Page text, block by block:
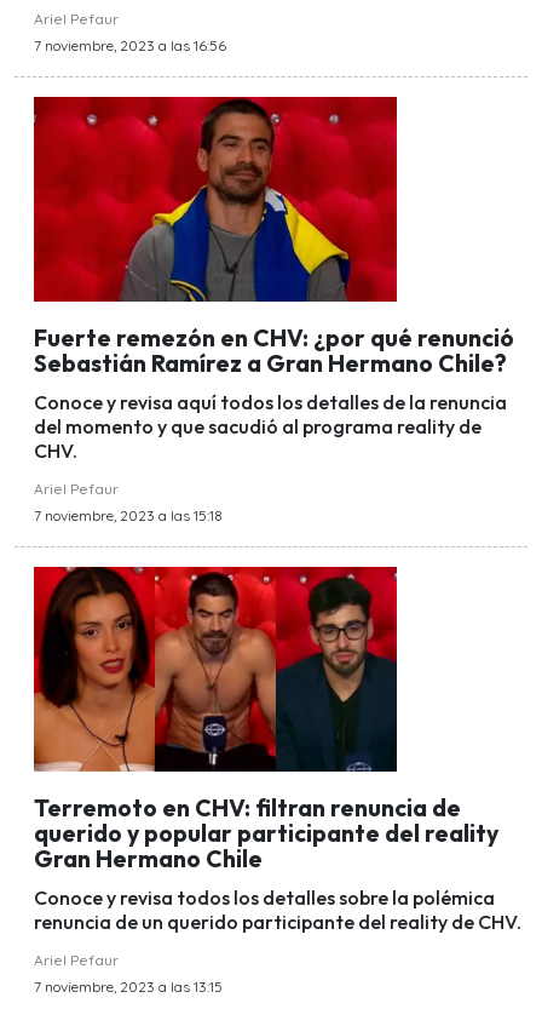
Ariel Pefaur
7 noviembre, 2023 a las 16:56
Fuerte remezón en CHV: ¿por qué renunció
Sebastián Ramírez a Gran Hermano Chile?
Conoce y revisa aquí todos los detalles de la renuncia
del momento y que sacudió al programa reality de
CHV.
Ariel Pefaur
7 noviembre, 2023 a las 15:18
Terremoto en CHV: filtran renuncia de
querido y popular participante del reality
Gran Hermano Chile
Conoce y revisa todos los detalles sobre la polémica
renuncia de un querido participante del reality de CHV.
Ariel Pefaur
7 noviembre, 2023 a las 13:15